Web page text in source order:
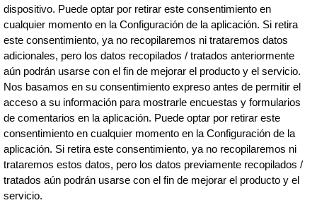
dispositivo. Puede optar por retirar este consentimiento en
cualquier momento en la Configuración de la aplicación. Si retira
este consentimiento, ya no recopilaremos ni trataremos datos
adicionales, pero los datos recopilados / tratados anteriormente
aún podrán usarse con el fin de mejorar el producto y el servicio.
Nos basamos en su consentimiento expreso antes de permitir el
acceso a su información para mostrarle encuestas y formularios
de comentarios en la aplicación. Puede optar por retirar este
consentimiento en cualquier momento en la Configuración de la
aplicación. Si retira este consentimiento, ya no recopilaremos ni
trataremos estos datos, pero los datos previamente recopilados /
tratados aún podrán usarse con el fin de mejorar el producto y el
servicio.